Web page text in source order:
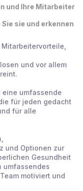
und Ihre Mitarbeiter
sie und erkennen
und vor allem
eine umfassende
für jeden gedacht
für alle
und Optionen zur
Gesundheit
umfassendes
motiviert und